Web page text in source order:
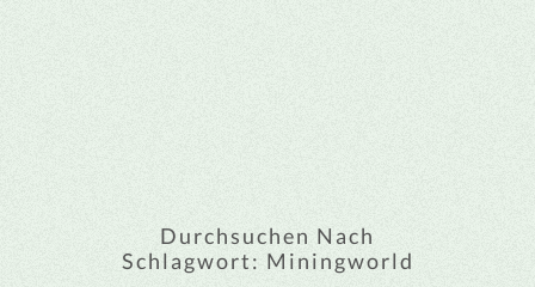
Durchsuchen Nach
Schlagwort: Miningworld